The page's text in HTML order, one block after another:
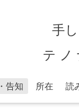
手
テ ノ
告知 所在 読